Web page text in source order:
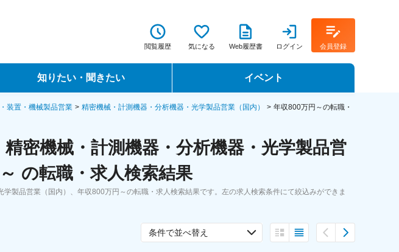
閲覧履歴 気になる Web履歴書 ログイン 会員登録
知りたい・聞きたい
転職ノウハウ
データで見る転職
コラム・インタビュー
転職Q&A
イベント
転職イベント・転職セミナー
転職フェア
転職セミナー動画
装置・機械製品営業 精密機械・計測機器・分析機器・光学製品営業（国内）
年収800万円～の転職・
密機械・計測機器・分析機器・光学製品営
の転職・求人検索結果
製品営業（国内）、年収800万円～の転職・求人検索結果です。左の求人検索条件にて絞込みができま
条件で並べ替え